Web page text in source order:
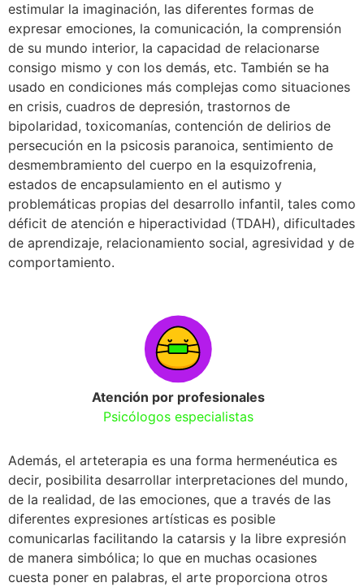
estimular la imaginación, las diferentes formas de
expresar emociones, la comunicación, la comprensión
de su mundo interior, la capacidad de relacionarse
consigo mismo y con los demás, etc. También se ha
usado en condiciones más complejas como situaciones
en crisis, cuadros de depresión, trastornos de
bipolaridad, toxicomanías, contención de delirios de
persecución en la psicosis paranoica, sentimiento de
desmembramiento del cuerpo en la esquizofrenia,
estados de encapsulamiento en el autismo y
problemáticas propias del desarrollo infantil, tales como
déficit de atención e hiperactividad (TDAH), dificultades
de aprendizaje, relacionamiento social, agresividad y de
comportamiento.
Atención por profesionales
Psicólogos especialistas
Además, el arteterapia es una forma hermenéutica es
decir, posibilita desarrollar interpretaciones del mundo,
de la realidad, de las emociones, que a través de las
diferentes expresiones artísticas es posible
comunicarlas facilitando la catarsis y la libre expresión
de manera simbólica; lo que en muchas ocasiones
cuesta poner en palabras, el arte proporciona otros